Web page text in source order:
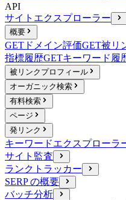
API
サイトエクスプローラー
概要
GET ドメイン評価GET被リ
指標履歴GETキーワード履
被リンクプロフィール
オーガニック検索
有料検索
ページ
発リンク
キーワードエクスプローラ
サイト監査
ランクトラッカー
SERP の概要
バッチ分析